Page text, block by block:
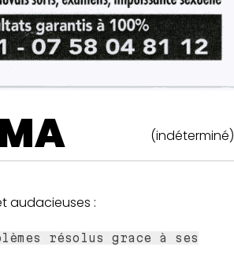
(indéterminé)
audacieuses :
résolus grace à ses